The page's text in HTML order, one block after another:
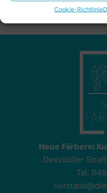
Cookie-Richtlinie
Neue Färberei
Deezbüller
Tel.